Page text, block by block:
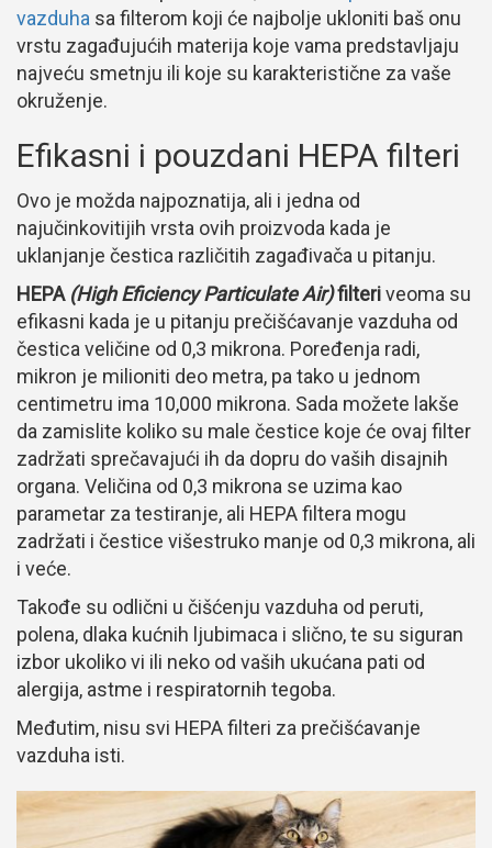
vazduha sa filterom koji će najbolje ukloniti baš onu
vrstu zagađujućih materija koje vama predstavljaju
najveću smetnju ili koje su karakteristične za vaše
okruženje.
Efikasni i pouzdani HEPA filteri
Ovo je možda najpoznatija, ali i jedna od
najučinkovitijih vrsta ovih proizvoda kada je
uklanjanje čestica različitih zagađivača u pitanju.
HEPA (High Eficiency Particulate Air)filteriveoma su
efikasni kada je u pitanju prečišćavanje vazduha od
čestica veličine od 0,3 mikrona. Poređenja radi,
mikron je milioniti deo metra, pa tako u jednom
centimetru ima 10,000 mikrona. Sada možete lakše
da zamislite koliko su male čestice koje će ovaj filter
zadržati sprečavajući ih da dopru do vaših disajnih
organa. Veličina od 0,3 mikrona se uzima kao
parametar za testiranje, ali HEPA filtera mogu
zadržati i čestice višestruko manje od 0,3 mikrona, ali
i veće.
Takođe su odlični u čišćenju vazduha od peruti,
polena, dlaka kućnih ljubimaca i slično, te su siguran
izbor ukoliko vi ili neko od vaših ukućana pati od
alergija, astme i respiratornih tegoba.
Međutim, nisu svi HEPA filteri za prečišćavanje
vazduha isti.